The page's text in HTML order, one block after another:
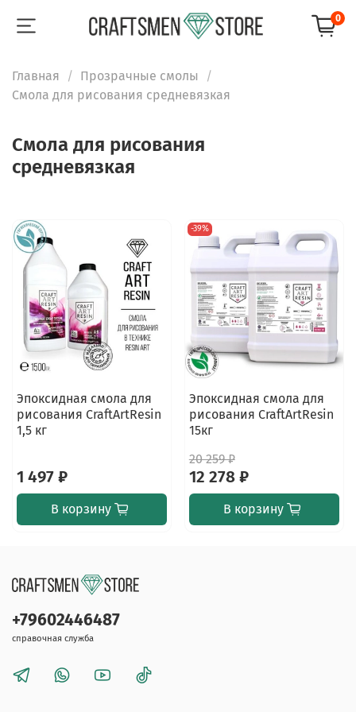
0
Главная
Прозрачные смолы
Смола для рисования средневязкая
Смола для рисования
средневязкая
Эпоксидная смола для
рисования CraftArtResin
1,5 кг
1 497 ₽
В корзину
-39%
Эпоксидная смола для
рисования CraftArtResin
15кг
20 259 ₽
12 278 ₽
В корзину
+79602446487
справочная служба